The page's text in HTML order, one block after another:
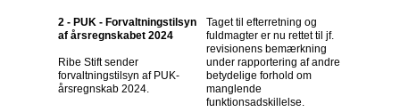
2 - PUK - Forvaltningstilsyn
af årsregnskabet 2024
Ribe Stift sender
forvaltningstilsyn af PUK-
årsregnskab 2024.
Taget til efterretning og
fuldmagter er nu rettet til jf.
revisionens bemærkning
under rapportering af andre
betydelige forhold om
manglende
funktionsadskillelse.